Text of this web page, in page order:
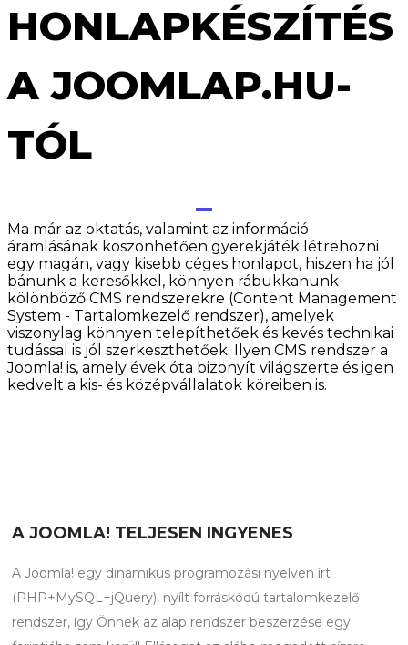
HONLAPKÉSZÍTÉS
A JOOMLAP.HU-
TÓL
Ma már az oktatás, valamint az információ
áramlásának köszönhetően gyerekjáték létrehozni
egy magán, vagy kisebb céges honlapot, hiszen ha jól
bánunk a keresőkkel, könnyen rábukkanunk
kölönböző CMS rendszerekre (Content Management
System - Tartalomkezelő rendszer), amelyek
viszonylag könnyen telepíthetőek és kevés technikai
tudással is jól szerkeszthetőek. Ilyen CMS rendszer a
Joomla! is, amely évek óta bizonyít világszerte és igen
kedvelt a kis- és középvállalatok köreiben is.
A JOOMLA! TELJESEN INGYENES
A Joomla! egy dinamikus programozási nyelven írt
(PHP+MySQL+jQuery), nyílt forráskódú tartalomkezelő
rendszer, így Önnek az alap rendszer beszerzése egy